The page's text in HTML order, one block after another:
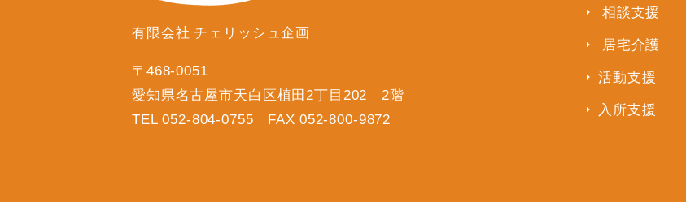
有限会社 チェリッシュ企画
〒468-0051
愛知県名古屋市天白区植田2丁目202 2階
TEL 052-804-0755 FAX 052-800-9872
相談支援
居宅介護
活動支援
入所支援